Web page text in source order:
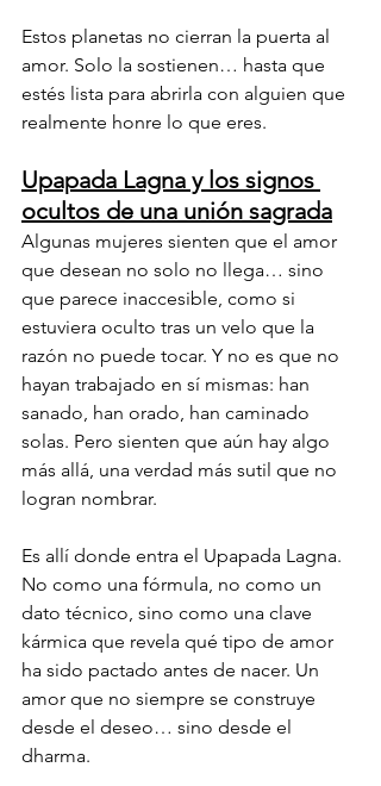
Estos planetas no cierran la puerta al
amor. Solo la sostienen… hasta que
estés lista para abrirla con alguien que
realmente honre lo que eres.
Upapada Lagna y los signos
ocultos de una unión sagrada
Algunas mujeres sienten que el amor
que desean no solo no llega… sino
que parece inaccesible, como si
estuviera oculto tras un velo que la
razón no puede tocar. Y no es que no
hayan trabajado en sí mismas: han
sanado, han orado, han caminado
solas. Pero sienten que aún hay algo
más allá, una verdad más sutil que no
logran nombrar.
Es allí donde entra el Upapada Lagna.
No como una fórmula, no como un
dato técnico, sino como una clave
kármica que revela qué tipo de amor
ha sido pactado antes de nacer. Un
amor que no siempre se construye
desde el deseo… sino desde el
dharma.